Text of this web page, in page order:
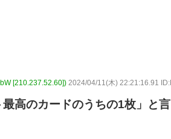
[210.237.52.60]) 2024/04/11(木) 22:21:16.91
高のカードのうちの1枚」と